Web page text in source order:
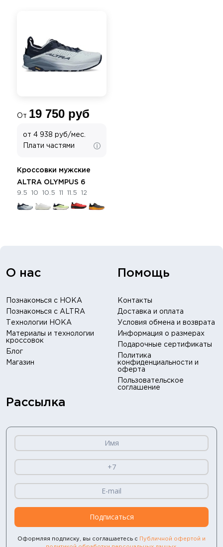
От 19 750 руб
от 4 938 руб/мес.
Плати частями
Кроссовки мужские
ALTRA OLYMPUS 6
9.5 10 10.5 11 11.5 12
О нас
Познакомься с HOKA
Познакомься с ALTRA
Технологии HOKA
Материалы и технологии
кроссовок
Блог
Магазин
Помощь
Контакты
Доставка и оплата
Условия обмена и возврата
Информация о размерах
Подарочные сертификаты
Политика
конфиденциальности и
оферта
Пользовательское
соглашение
Рассылка
Подписаться
Оформляя подписку, вы соглашаетесь с
Публичной офертой и